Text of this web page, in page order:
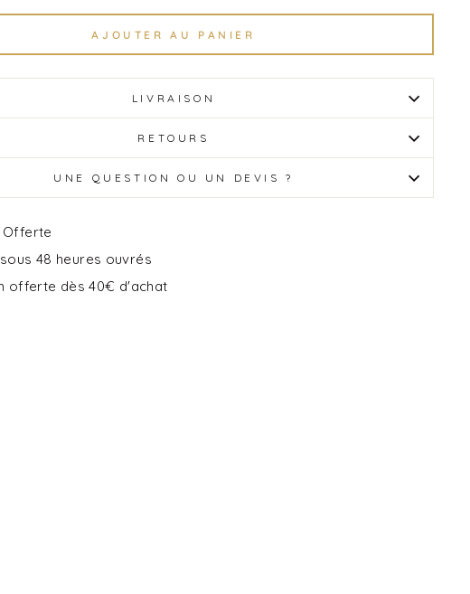
AJOUTER AU PANIER
LIVRAISON
RETOURS
UNE QUESTION OU UN DEVIS ?
Offerte
48 heures ouvrés
offerte dès 40€ d'achat